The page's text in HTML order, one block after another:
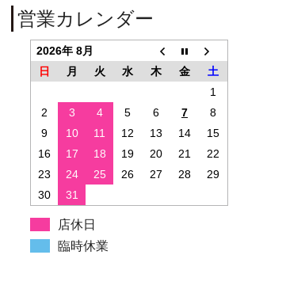
営業カレンダー
2026年 8月
日
月 火 水 木 金
土
1
2
3 4 5 6 7
8
9
10 11 12 13 14
15
16
17 18 19 20 21
22
23
24 25 26 27 28
29
30
31
店休日
臨時休業